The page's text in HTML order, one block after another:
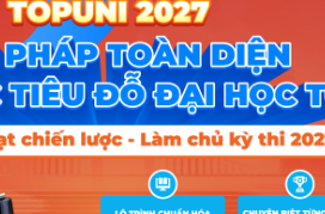
để tư vấn cho khách hàng những
đứng hoặc tập trung cao độ